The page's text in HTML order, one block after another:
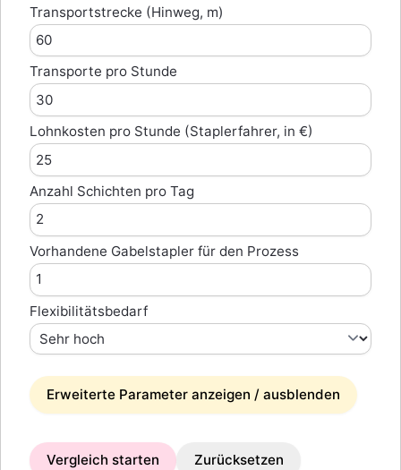
Transportstrecke (Hinweg, m)
Transporte pro Stunde
Lohnkosten pro Stunde (Staplerfahrer, in €)
Anzahl Schichten pro Tag
Vorhandene Gabelstapler für den Prozess
Flexibilitätsbedarf
Erweiterte Parameter anzeigen / ausblenden
Vergleich starten Zurücksetzen